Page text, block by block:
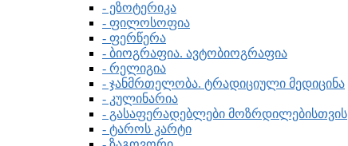
- ეზოტერიკა
- ფილოსოფია
- ფერწერა
- ბიოგრაფია. ავტობიოგრაფია
- რელიგია
- ჯანმრთელობა. ტრადიციული მედიცინა
- კულინარია
- გასაფერადებლები მოზრდილებისთვის
- ტაროს კარტი